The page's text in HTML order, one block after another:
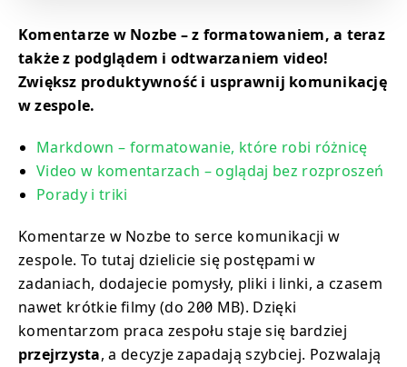
Komentarze w Nozbe – z formatowaniem, a teraz
także z podglądem i odtwarzaniem video!
Zwiększ produktywność i usprawnij komunikację
w zespole.
Markdown – formatowanie, które robi różnicę
Video w komentarzach – oglądaj bez rozproszeń
Porady i triki
Komentarze w Nozbe to serce komunikacji w
zespole. To tutaj dzielicie się postępami w
zadaniach, dodajecie pomysły, pliki i linki, a czasem
nawet krótkie filmy (do 200 MB). Dzięki
komentarzom praca zespołu staje się bardziej
przejrzysta, a decyzje zapadają szybciej. Pozwalają